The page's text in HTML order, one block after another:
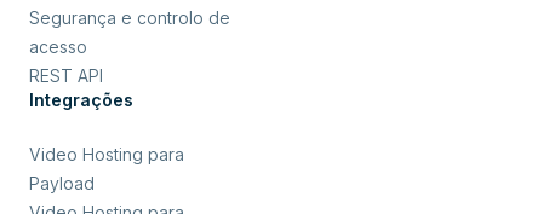
Segurança e controlo de
acesso
REST API
Integrações
Video Hosting para
Payload